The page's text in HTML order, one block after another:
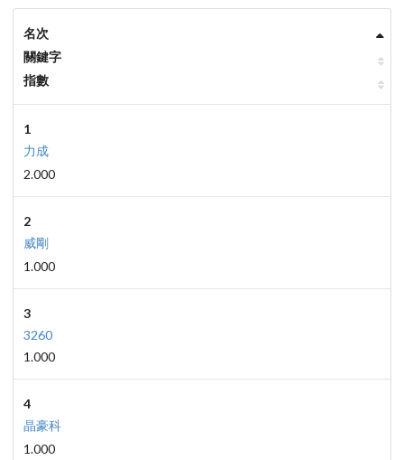
名次
關鍵字
指數
1
力成
2.000
2
威剛
1.000
3
3260
1.000
4
晶豪科
1.000